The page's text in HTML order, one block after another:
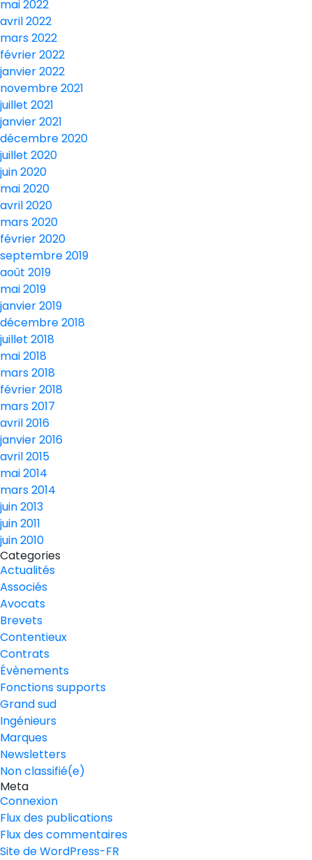
mai 2022
avril 2022
mars 2022
février 2022
janvier 2022
novembre 2021
juillet 2021
janvier 2021
décembre 2020
juillet 2020
juin 2020
mai 2020
avril 2020
mars 2020
février 2020
septembre 2019
août 2019
mai 2019
janvier 2019
décembre 2018
juillet 2018
mai 2018
mars 2018
février 2018
mars 2017
avril 2016
janvier 2016
avril 2015
mai 2014
mars 2014
juin 2013
juin 2011
juin 2010
Categories
Actualités
Associés
Avocats
Brevets
Contentieux
Contrats
Évènements
Fonctions supports
Grand sud
Ingénieurs
Marques
Newsletters
Non classifié(e)
Meta
Connexion
Flux des publications
Flux des commentaires
Site de WordPress-FR